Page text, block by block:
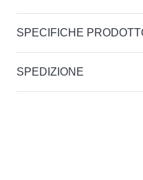
SPECIFICHE
SPEDIZIONE